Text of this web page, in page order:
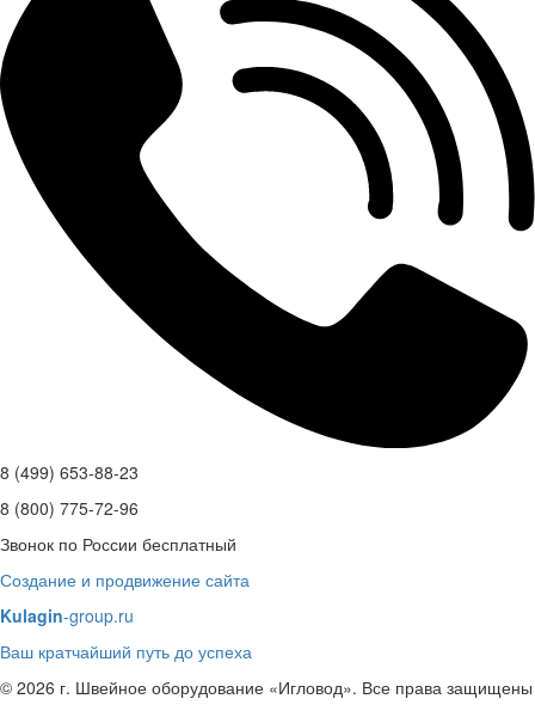
8 (499) 653-88-23
8 (800) 775-72-96
Звонок по России бесплатный
Создание и продвижение сайта
Kulagin-group.ru
Ваш кратчайший путь до успеха
© 2026 г. Швейное оборудование «Игловод». Все права защищены